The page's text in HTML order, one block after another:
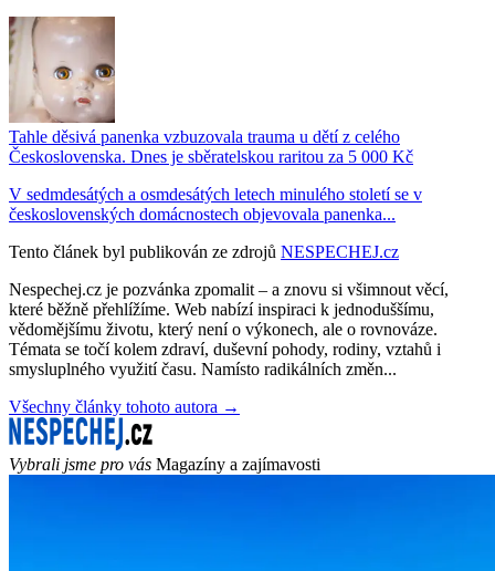
Tahle děsivá panenka vzbuzovala trauma u dětí z celého
Československa. Dnes je sběratelskou raritou za 5 000 Kč
V sedmdesátých a osmdesátých letech minulého století se v
československých domácnostech objevovala panenka...
Tento článek byl publikován ze zdrojů NESPECHEJ.cz
Nespechej.cz je pozvánka zpomalit – a znovu si všimnout věcí,
které běžně přehlížíme. Web nabízí inspiraci k jednoduššímu,
vědomějšímu životu, který není o výkonech, ale o rovnováze.
Témata se točí kolem zdraví, duševní pohody, rodiny, vztahů i
smysluplného využití času. Namísto radikálních změn...
Všechny články tohoto autora →
Vybrali jsme pro vás Magazíny a zajímavosti